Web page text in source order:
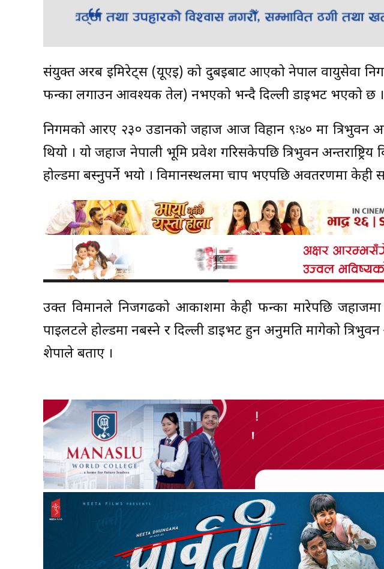
संयुक्त अरब इमिरेट्स (यूएई) को दुबईबाट आएको नेपाल वायुसेवा
फन्का लगाउन आवश्यक तेल) नभएको भन्दै दिल्ली डाइभर्ट भएको छ ।
निगमको आरए २३० उडानको जहाज आज विहान ९ः४० मा त्रिभुवन
थियो । यो जहाज नेपाली भूमि प्रवेश गरिसकेपछि त्रिभुवन
होल्डमा बस्नुपर्ने भयो । विमानस्थलमा चाप भएपछि अवतरणमा केही
उक्त विमानले निजगढको आकाशमा केही फन्का मारेपछि
पाइलटले होल्डमा नबस्ने र दिल्ली डाइभर्ट हुन अनुमति मागेको त्रिभुवन
शेर्पाले बताए ।